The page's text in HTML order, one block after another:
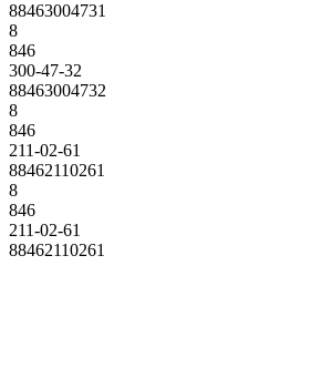
88463004731
8
846
300-47-32
88463004732
8
846
211-02-61
88462110261
8
846
211-02-61
88462110261